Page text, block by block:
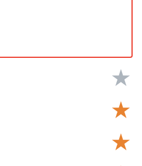
★
★
★